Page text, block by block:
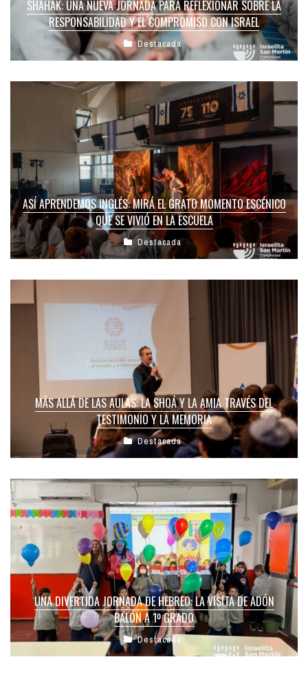
SHAHAK: UNA NUEVA JORNADA PARA REFLEXIONAR SOBRE LA
RESPONSABILIDAD Y EL COMPROMISO CON ISRAEL
Destacada
ASÍ APRENDEMOS INGLÉS: MIRÁ EL GRATO MOMENTO ESCÉNICO
QUE SE VIVIÓ EN LA ESCUELA
Destacada
MÁS ALLÁ DE LAS AULAS: LA SHOÁ Y LA AMIA TRAVÉS DEL
TESTIMONIO Y LA MEMORIA
Destacada
UNA DIVERTIDA JORNADA DE HEBREO: LA VISITA DE ADÓN
BALÓN A 1º GRADO
Destacada